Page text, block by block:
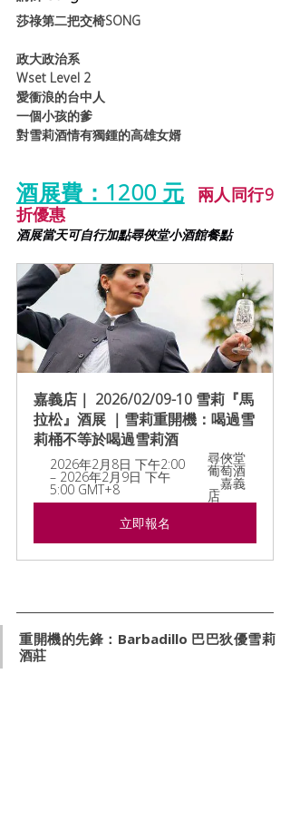
莎祿第二把交椅SONG
政大政治系
Wset Level 2
愛衝浪的台中人
一個小孩的爹
對雪莉酒情有獨鍾的高雄女婿
酒展費：1200 元
兩人同行9
折優惠
酒展當天可自行加點尋俠堂小酒館餐點
嘉義店｜ 2026/02/09-10 雪莉『馬
拉松』酒展 ｜雪莉重開機：喝過雪
莉桶不等於喝過雪莉酒
2026年2月8日 下午2:00
– 2026年2月9日 下午
5:00 GMT+8
尋俠堂
葡萄酒
＿嘉義
店
立即報名
重開機的先鋒：Barbadillo 巴巴狄優雪莉
酒莊